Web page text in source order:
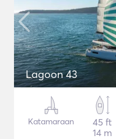
Lagoon 43
Katamaraan
45 ft
14 m